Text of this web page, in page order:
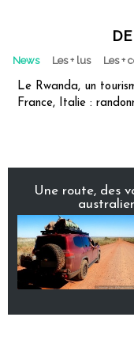
News Les + lus Les +
Le Rwanda, un
France, Italie :
Une route, des